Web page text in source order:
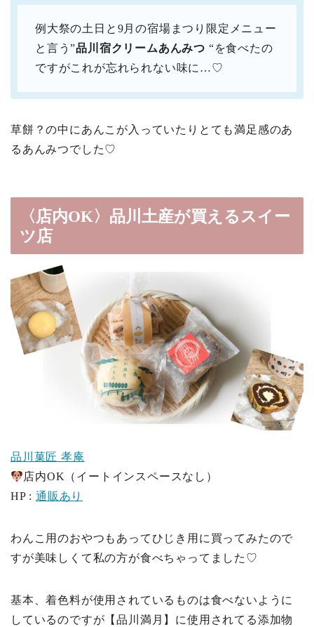
例大祭の土日と9月の宿場まつり限定メニュー
と言う”品川宿クリームあんみつ “を食べたの
ですがこれが忘れられない味に…♡
草餅？の中にあんこが入っていたりとても満足感のあ
るあんみつでした♡
〈店内OK〉品川土産が買えるスイー
ツ店
品川菓匠 孝庵
店内OK（イートインスペースなし）
HP : 通販あり
わんこ用のおやつもあってひじき用に買ってみたので
すが美味しくて私の方が食べちゃってました♡
基本、着色料が使用されているものは食べないように
しているのですが【品川満月】に使用されてる添加物